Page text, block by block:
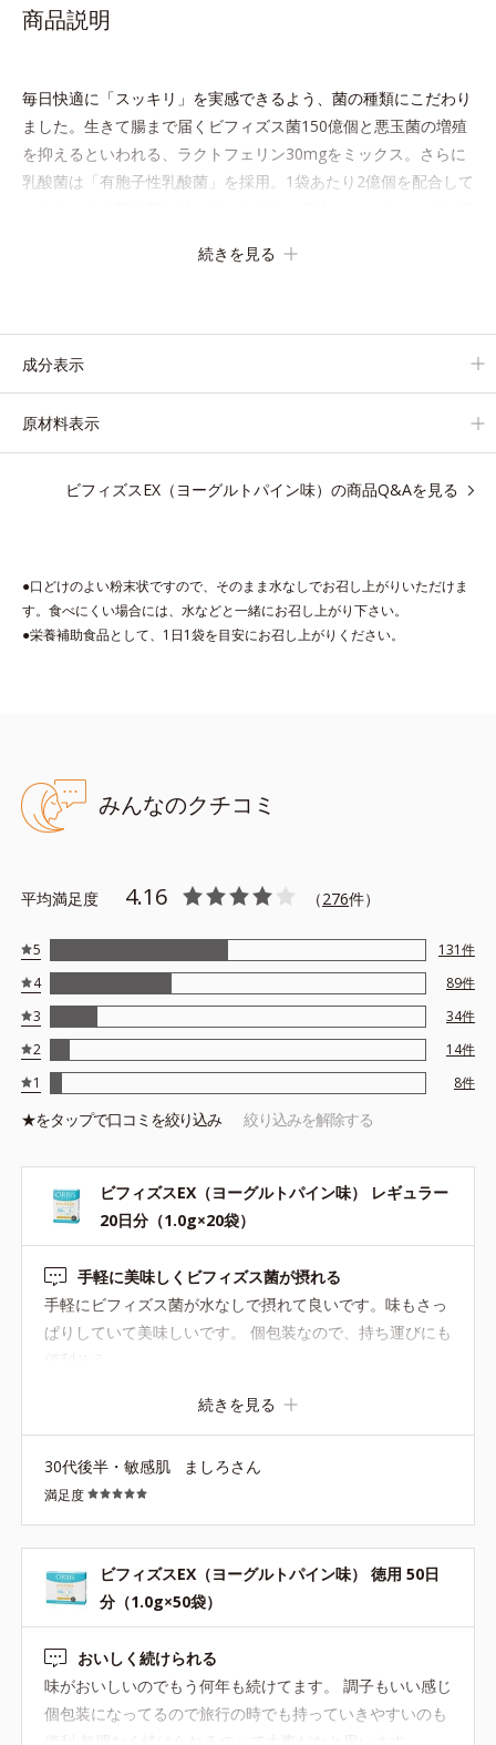
商品説明
毎日快適に「スッキリ」を実感できるよう、菌の種類にこだわり
ました。生きて腸まで届くビフィズス菌150億個と悪玉菌の増殖
を抑えるといわれる、ラクトフェリン30mgをミックス。さらに
乳酸菌は「有胞子性乳酸菌」を採用。1袋あたり2億個を配合して
続きを見る
成分表示
原材料表示
ビフィズスEX（ヨーグルトパイン味）の商品Q&Aを見る
●口どけのよい粉末状ですので、そのまま水なしでお召し上がりいただけま
す。食べにくい場合には、水などと一緒にお召し上がり下さい。
●栄養補助食品として、1日1袋を目安にお召し上がりください。
みんなのクチコミ
平均満足度 4.16 （276件）
5 131件
4
89件
3
34件
2
14件
1
8件
★をタップで口コミを絞り込み 絞り込みを解除する
ビフィズスEX（ヨーグルトパイン味） レギュラー
20日分（1.0g×20袋）
手軽に美味しくビフィズス菌が摂れる
手軽にビフィズス菌が水なしで摂れて良いです。味もさっ
ぱりしていて美味しいです。 個包装なので、持ち運びにも
続きを見る
30代後半・敏感肌 ましろさん
満足度
ビフィズスEX（ヨーグルトパイン味） 徳用 50日
分（1.0g×50袋）
おいしく続けられる
味がおいしいのでもう何年も続けてます。 調子もいい感じ
個包装になってるので旅行の時でも持っていきやすいのも